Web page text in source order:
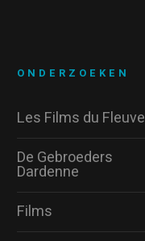
ONDERZOEKEN
Les Films du Fleuve
De Gebroeders
Dardenne
Films